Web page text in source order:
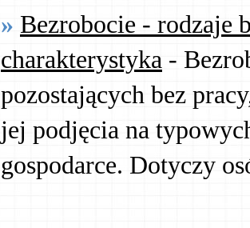
Bezrobocie - rodzaje
charakterystyka -
pozostających bez
jej podjęcia na
gospodarce. Dotyczy